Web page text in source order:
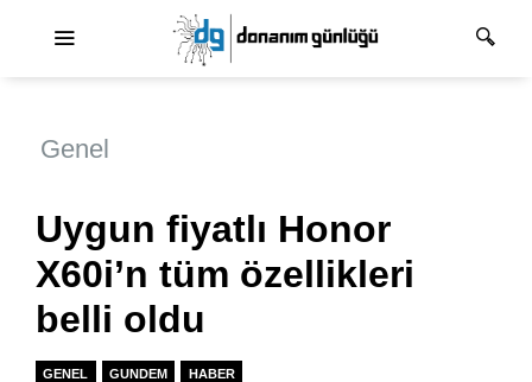
Genel
Uygun fiyatlı Honor
X60i’n tüm özellikleri
belli oldu
GENEL GUNDEM HABER